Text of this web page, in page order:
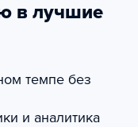
в лучшие
темпе без
и аналитика